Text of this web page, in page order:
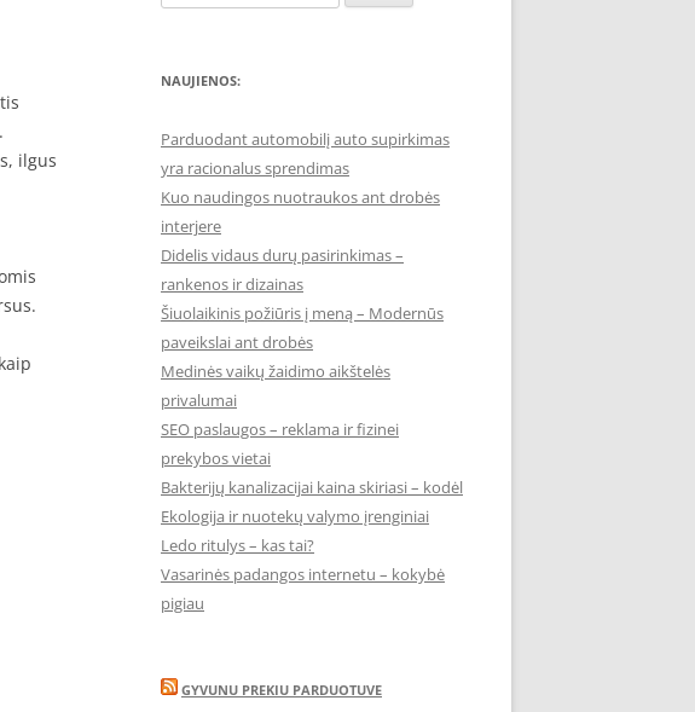
ilgus
for:
NAUJIENOS:
Parduodant automobilį auto supirkimas
yra racionalus sprendimas
Kuo naudingos nuotraukos ant drobės
interjere
Didelis vidaus durų pasirinkimas –
rankenos ir dizainas
Šiuolaikinis požiūris į meną – Modernūs
paveikslai ant drobės
Medinės vaikų žaidimo aikštelės
privalumai
SEO paslaugos – reklama ir fizinei
prekybos vietai
Bakterijų kanalizacijai kaina skiriasi – kodėl
Ekologija ir nuotekų valymo įrenginiai
Ledo ritulys – kas tai?
Vasarinės padangos internetu – kokybė
pigiau
GYVUNU PREKIU PARDUOTUVE